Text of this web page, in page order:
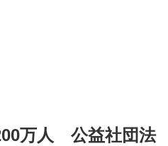
万人 公益社団法